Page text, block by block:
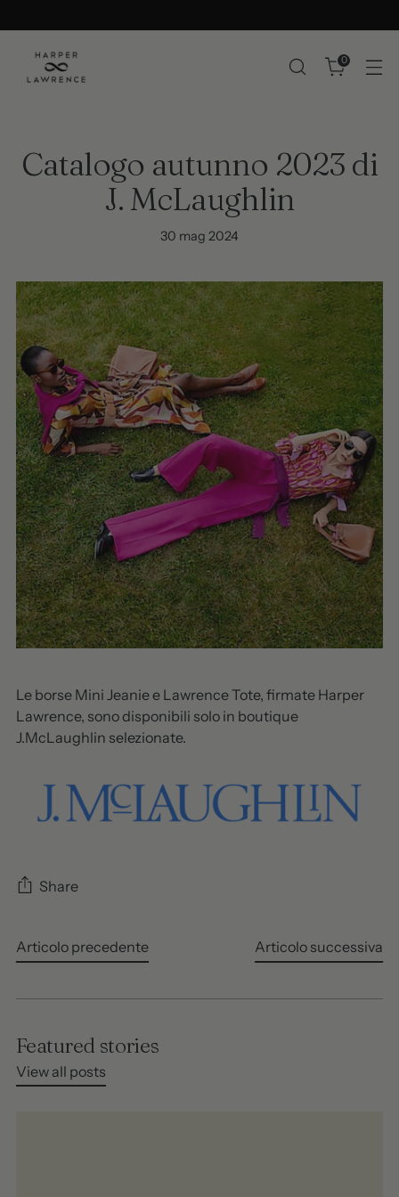
0
Catalogo autunno 2023 di
J. McLaughlin
30 mag 2024
Le borse Mini Jeanie e Lawrence Tote, firmate Harper
Lawrence, sono disponibili solo in boutique
J.McLaughlin selezionate.
Share
Articolo precedente Articolo successiva
Featured stories
View all posts